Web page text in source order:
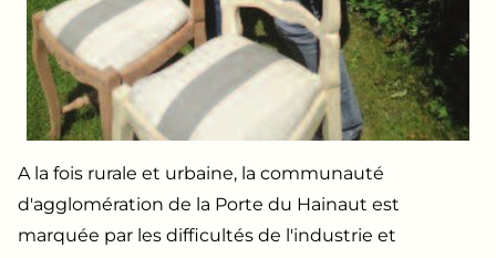
A la fois rurale et urbaine, la communauté
d'agglomération de la Porte du Hainaut est
marquée par les difficultés de l'industrie et